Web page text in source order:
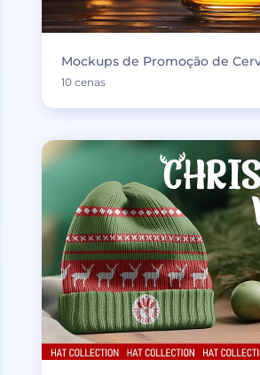
Mockups de Promoção de
10 cenas